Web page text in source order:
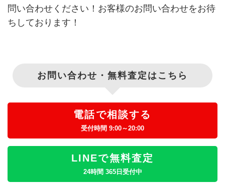
問い合わせください！お客様のお問い合わせをお待
ちしております！
お問い合わせ・無料査定はこちら
電話で相談する
受付時間 9:00～20:00
LINEで無料査定
24時間 365日受付中